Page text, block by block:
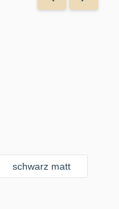
schwarz matt